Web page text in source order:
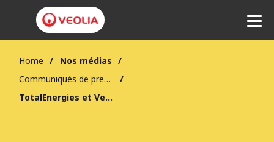
Home
Nos médias
Communiqués de presse
TotalEnergies et Veolia s’associent en vue d'accélérer le développement de la production de biométhane